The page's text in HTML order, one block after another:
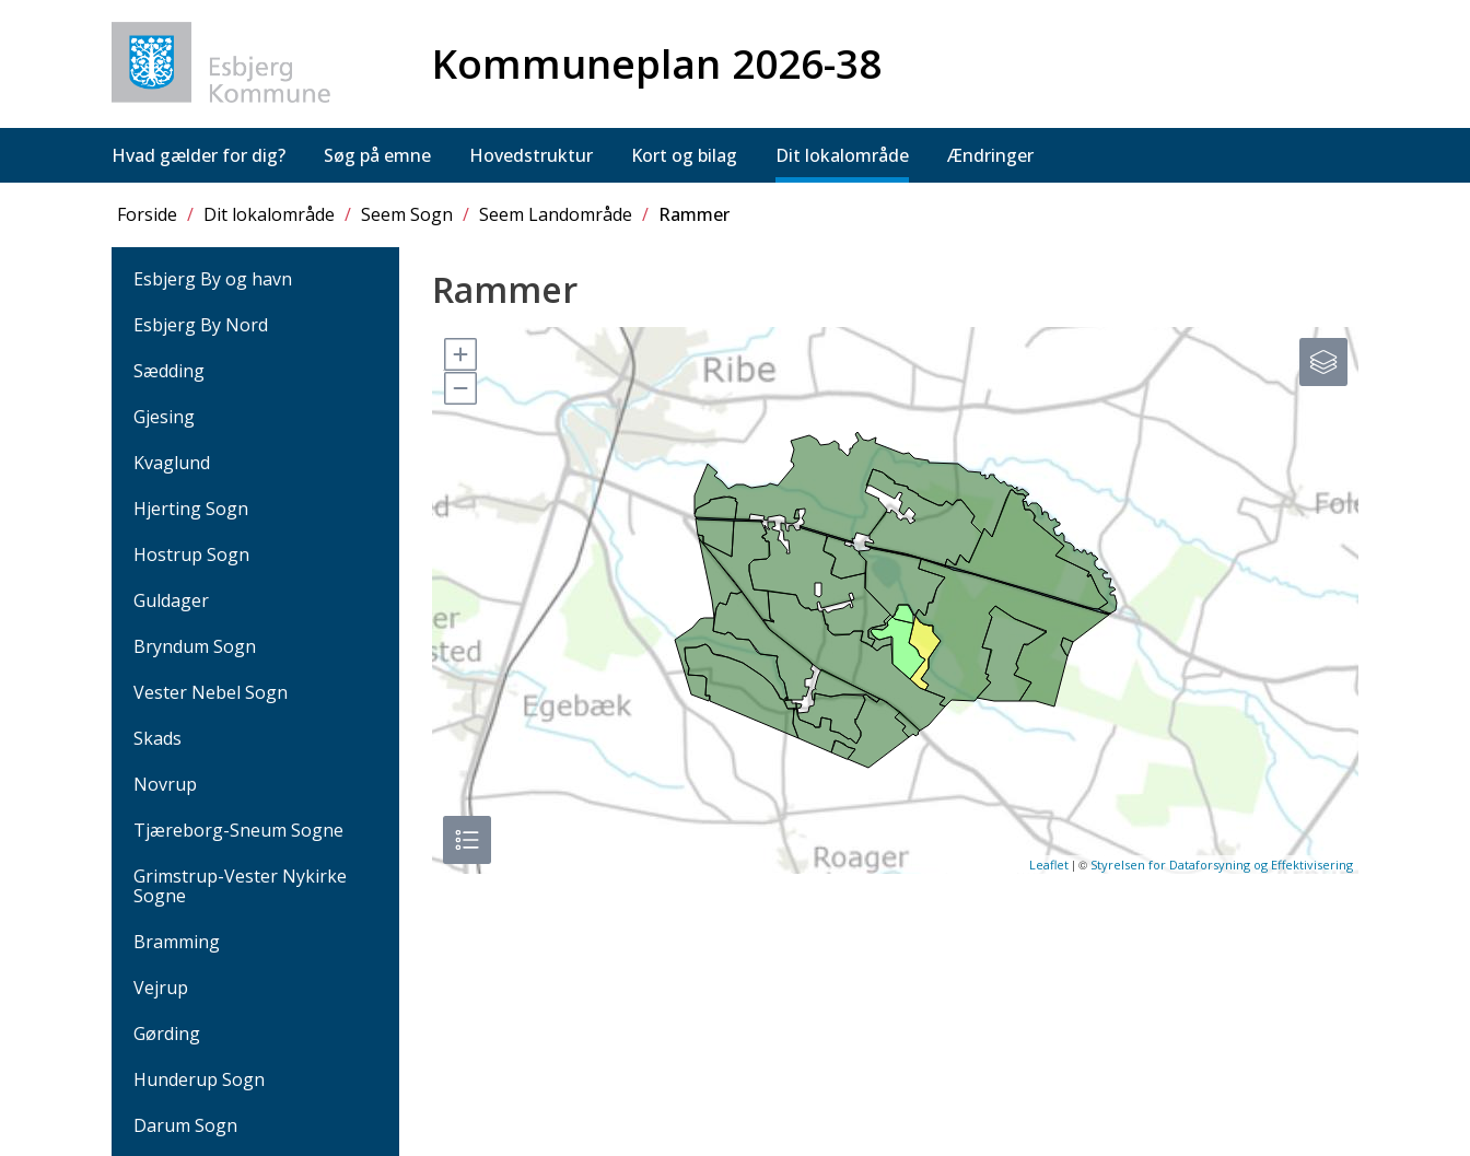
Kommuneplan 2026-38
Hvad gælder for dig? Søg på emne Hovedstruktur Kort og bilag Dit lokalområde Ændringer
Forside / Dit lokalområde / Seem Sogn / Seem Landområde / Rammer
Esbjerg By og havn
Esbjerg By Nord
Sædding
Gjesing
Kvaglund
Hjerting Sogn
Hostrup Sogn
Guldager
Bryndum Sogn
Vester Nebel Sogn
Skads
Novrup
Tjæreborg-Sneum Sogne
Grimstrup-Vester Nykirke
Sogne
Bramming
Vejrup
Gørding
Hunderup Sogn
Darum Sogn
Rammer
Leaflet | © Styrelsen for Dataforsyning og Effektivisering